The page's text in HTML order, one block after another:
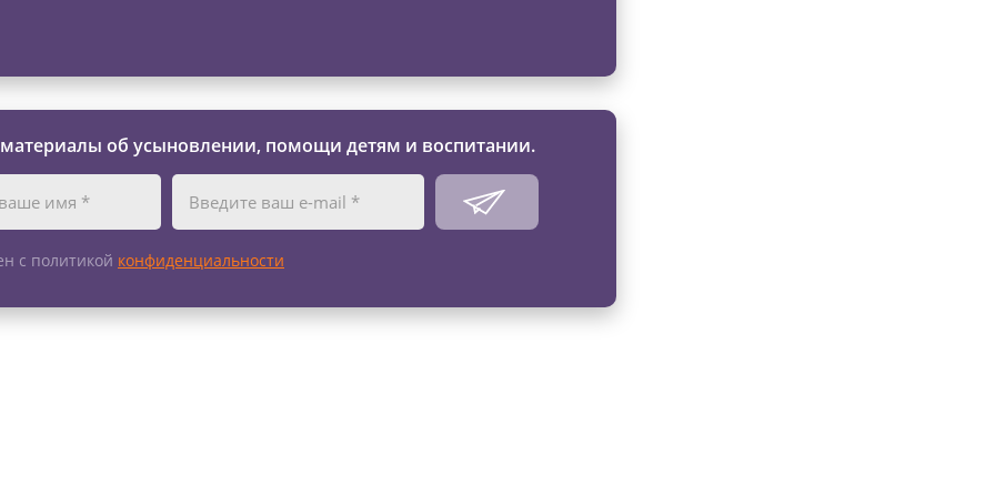
об усыновлении, помощи детям и воспитании.
с политикой конфиденциальности